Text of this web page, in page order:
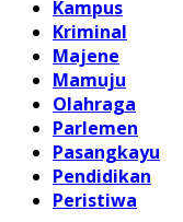
Kampus
Kriminal
Majene
Mamuju
Olahraga
Parlemen
Pasangkayu
Pendidikan
Peristiwa